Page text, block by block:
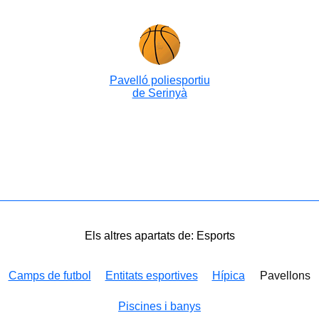
Pavelló poliesportiu
de Serinyà
Els altres apartats de: Esports
Camps de futbol Entitats esportives Hípica Pavellons
Piscines i banys